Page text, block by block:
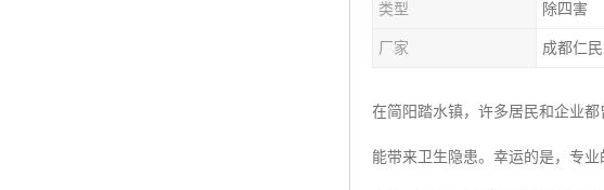
类型 除四害
厂家 成都仁民
在简阳踏水镇，许多居民和企业
能带来卫生隐患。幸运的是，专